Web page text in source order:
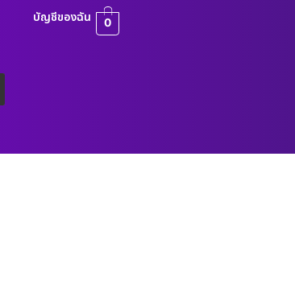
บัญชีของฉัน 0